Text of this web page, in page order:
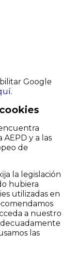
Google
.
AEPD y a las
de
la legislación
hubiera
utilizadas en
a nuestro
las